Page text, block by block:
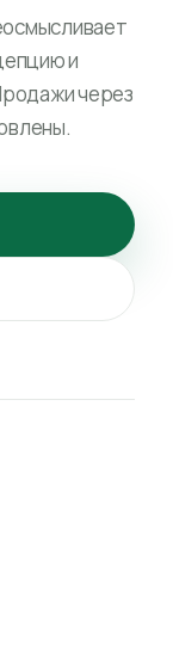
и
через